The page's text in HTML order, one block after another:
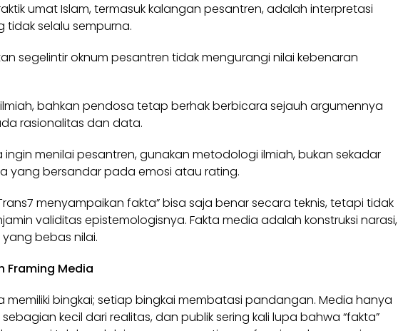
umat Islam, termasuk kalangan pesantren, adalah interpretasi
tidak selalu sempurna.
segelintir oknum pesantren tidak mengurangi nilai kebenaran
bahkan pendosa tetap berhak berbicara sejauh argumennya
rasionalitas dan data.
ingin menilai pesantren, gunakan metodologi ilmiah, bukan sekadar
yang bersandar pada emosi atau rating.
menyampaikan fakta” bisa saja benar secara teknis, tetapi tidak
validitas epistemologisnya. Fakta media adalah konstruksi narasi,
bebas nilai.
Framing Media
memiliki bingkai; setiap bingkai membatasi pandangan. Media hanya
kecil dari realitas, dan publik sering kali lupa bahwa “fakta”